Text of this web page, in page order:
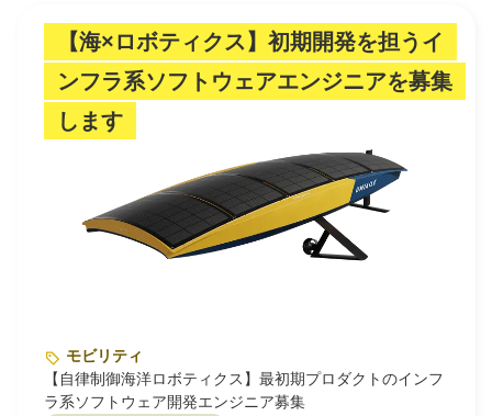
【海×ロボティクス】初期開発を担うイ
ンフラ系ソフトウェアエンジニアを募集
します
モビリティ
【自律制御海洋ロボティクス】最初期プロダクトのインフ
ラ系ソフトウェア開発エンジニア募集